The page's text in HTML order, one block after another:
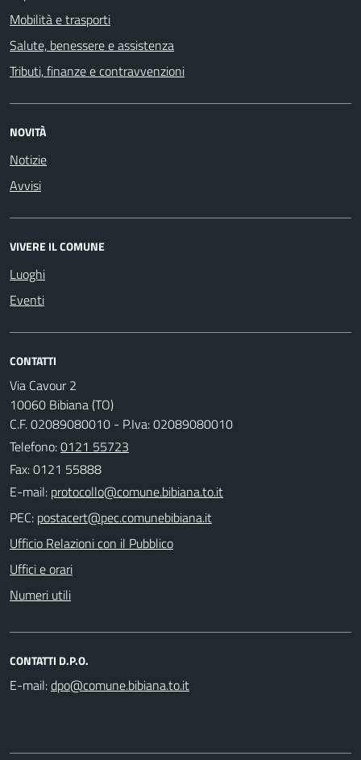
Mobilità e trasporti
Salute, benessere e assistenza
Tributi, finanze e contravvenzioni
NOVITÀ
Notizie
Avvisi
VIVERE IL COMUNE
Luoghi
Eventi
CONTATTI
Via Cavour 2
10060 Bibiana (TO)
C.F. 02089080010 - P.Iva: 02089080010
Telefono:0121 55723
Fax: 0121 55888
E-mail:
PEC:
Ufficio Relazioni con il Pubblico
Uffici e orari
Numeri utili
CONTATTI D.P.O.
E-mail: